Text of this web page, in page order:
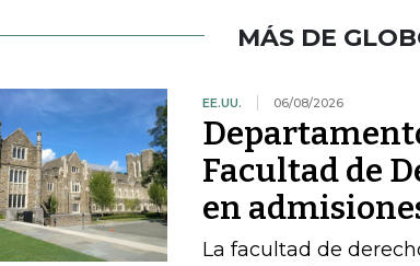
MÁS DE
EE.UU. 06/08/2026
Facultad de
en
La facultad de